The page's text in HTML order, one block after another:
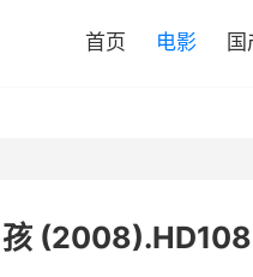
首页 电影 国
孩